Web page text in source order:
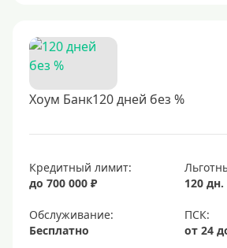
Хоум Банк120 дней без %
Кредитный лимит:
до 700 000 ₽
120 дн.
Обслуживание:
Бесплатно